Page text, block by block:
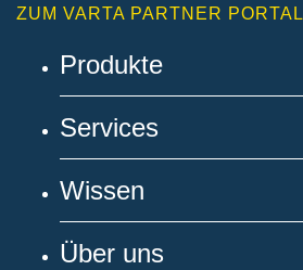
ZUM VARTA PARTNER PORTAL
Produkte
Services
Wissen
Über uns